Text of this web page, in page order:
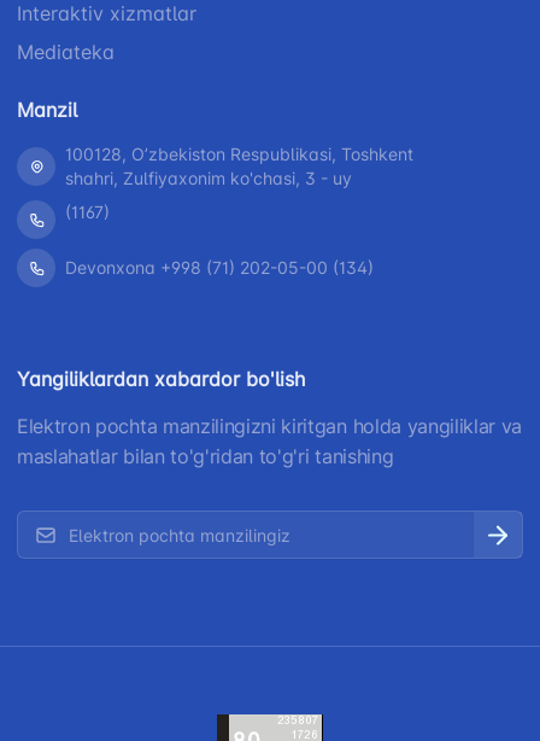
Interaktiv xizmatlar
Mediateka
Manzil
100128, Oʼzbekiston Respublikasi, Toshkent
shahri, Zulfiyaxonim ko'chasi, 3 - uy
(1167)
Devonxona +998 (71) 202-05-00 (134)
Yangiliklardan xabardor bo'lish
Elektron pochta manzilingizni kiritgan holda yangiliklar va
maslahatlar bilan to'g'ridan to'g'ri tanishing